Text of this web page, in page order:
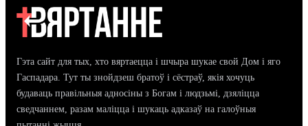
Гэта сайт для тых, хто вяртаецца і шчыра шукае свой Дом і яго
Гаспадара. Тут ты знойдзеш братоў і сёстраў, якія хочуць
будаваць правільныя адносіны з Богам і людзьмі, дзяліцца
сведчаннем, разам маліцца і шукаць адказаў на галоўныя